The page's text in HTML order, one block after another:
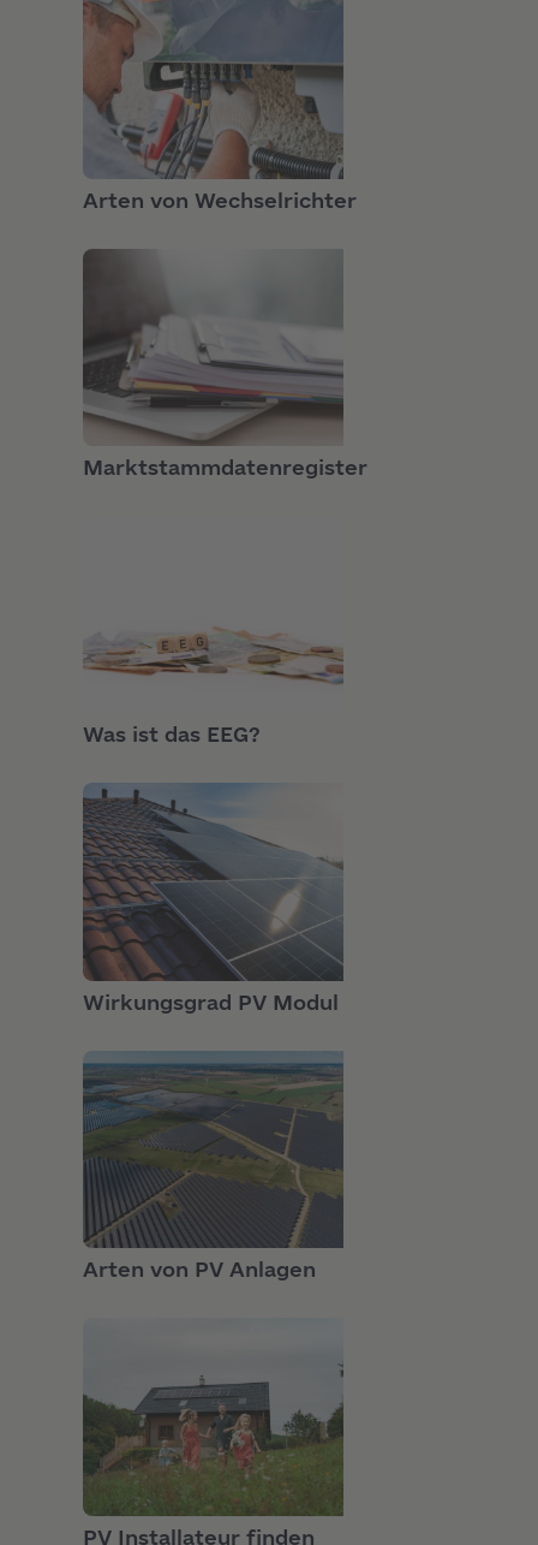
PRODUKTE
Arten von Wechselrichter
GRUNDLAGEN
Marktstammdatenregister
GRUNDLAGEN
Was ist das EEG?
GRUNDLAGEN
Wirkungsgrad PV Modul
GRUNDLAGEN
Arten von PV Anlagen
GRUNDLAGEN
PV Installateur finden